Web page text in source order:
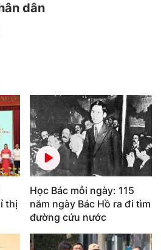
dân
thị
Học Bác mỗi ngày: 115
năm ngày Bác Hồ ra đi tìm
đường cứu nước